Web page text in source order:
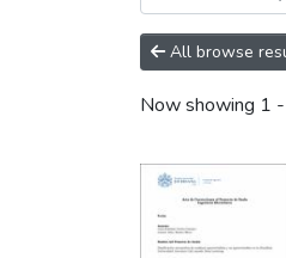
All browse
Now showing 1